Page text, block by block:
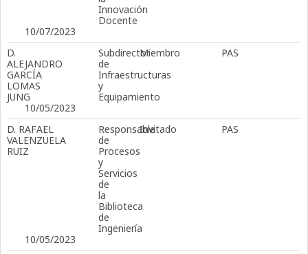
Innovación
Docente
10/07/2023
D.
ALEJANDRO
GARCÍA
LOMAS
JUNG
Subdirector
de
Infraestructuras
y
Equipamiento
Miembro PAS
10/05/2023
D. RAFAEL
VALENZUELA
RUIZ
Responsable
de
Procesos
y
Servicios
de
la
Biblioteca
de
Ingeniería
Invitado PAS
10/05/2023